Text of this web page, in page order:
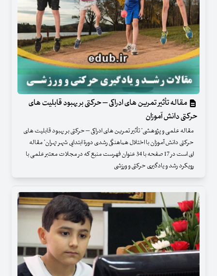
مقاله تأثیر تمرین های ادراکی – حرکتی بر بهبود قابلیت های
حرکتی دانش آموزان
مقاله علمی و پژوهشی" تأثیر تمرین های ادراکی – حرکتی بر بهبود قابلیت های
حرکتی دانش آموزان با اختلال هماهنگی رشدی دورة ابتدایی شهر تهران" مقاله
ای است در 17 صفحه با 34 عنوان فهرست منبع که در مجلات معتبر علمی با
رویکرد رشد و یادگیری حرکتی و ورزشی